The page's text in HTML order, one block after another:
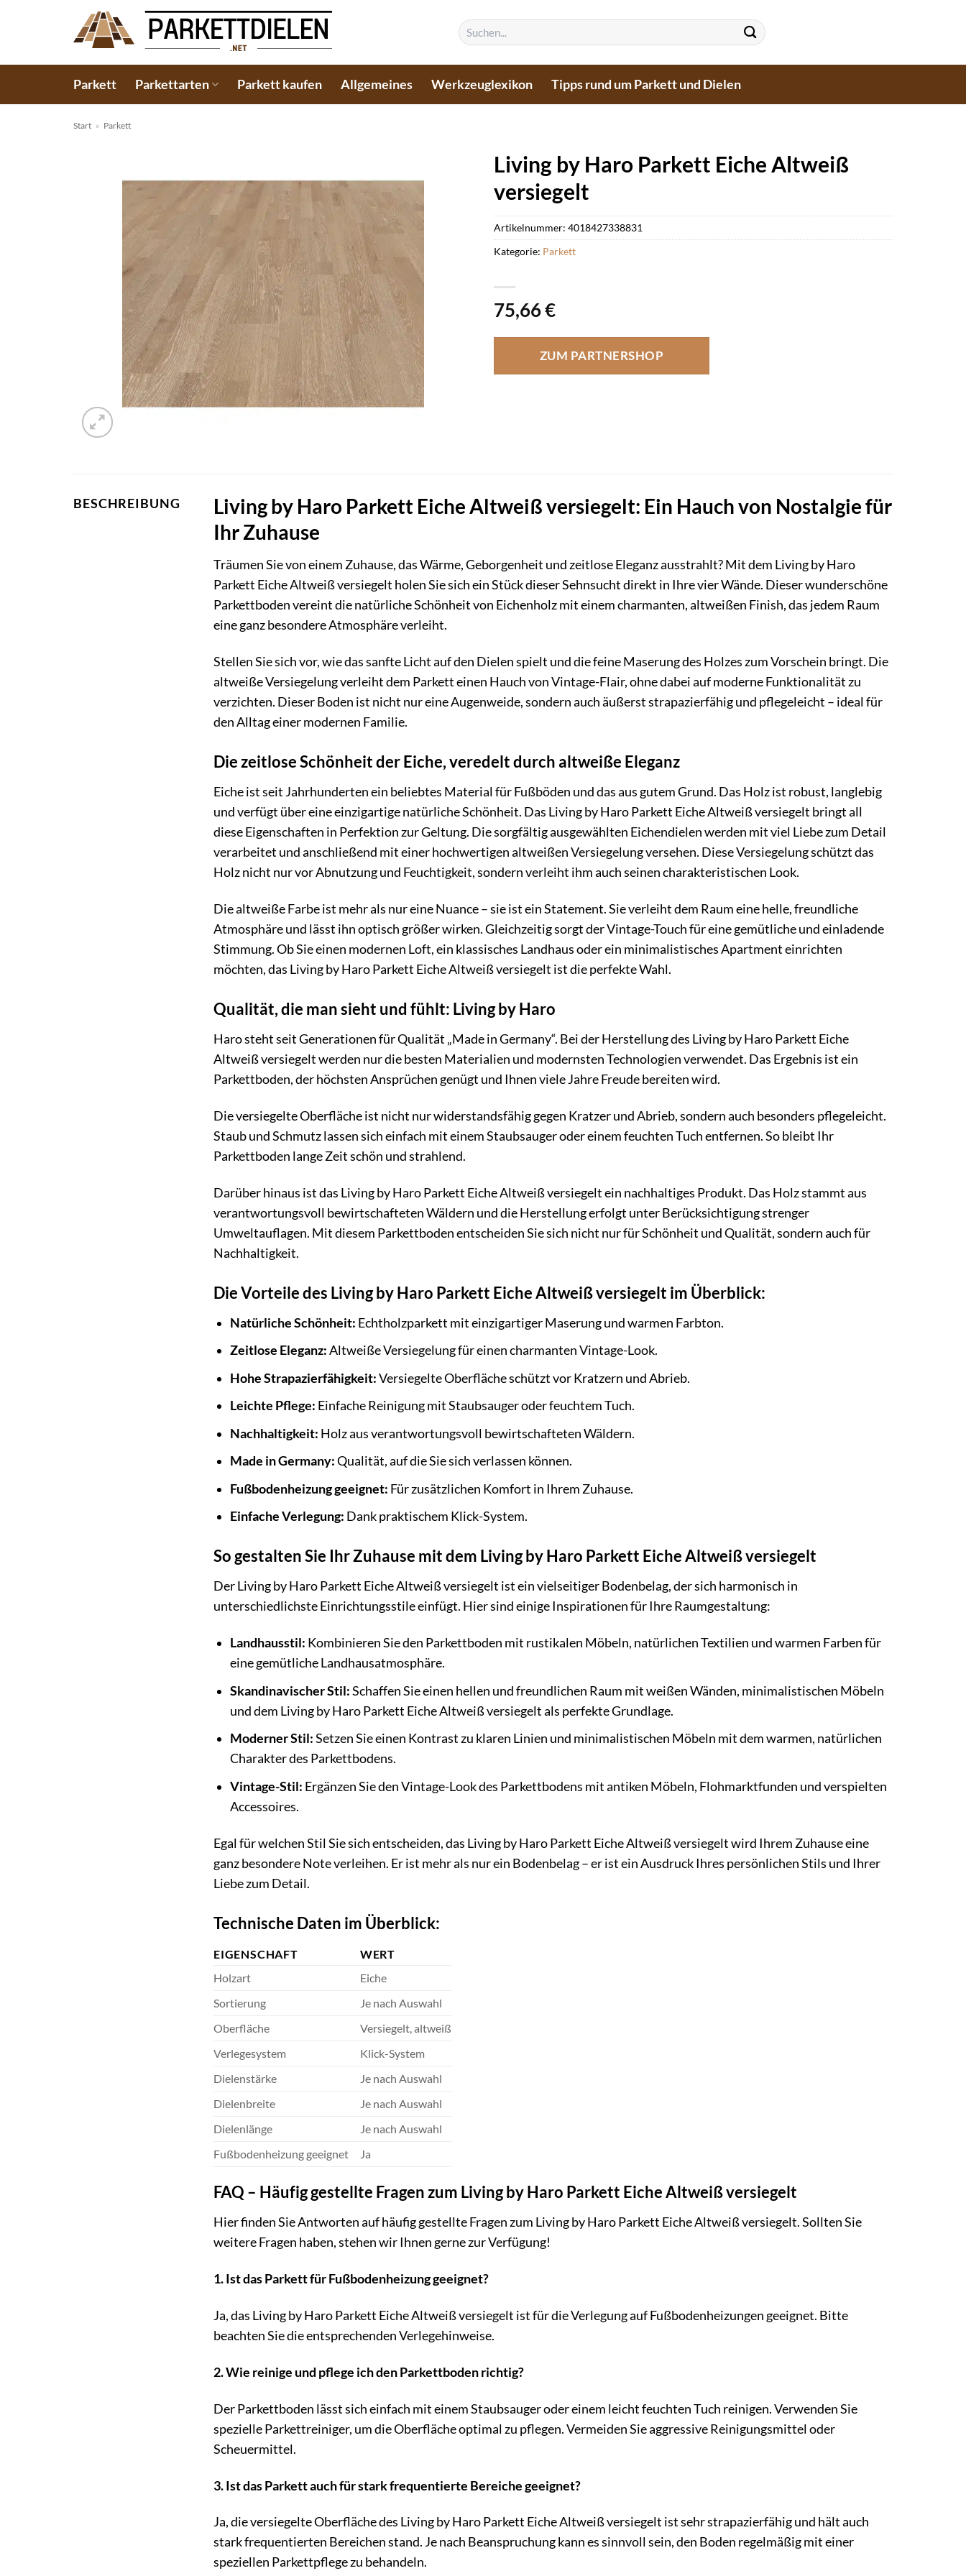
Suchen
nach:
Parkett Parkettarten Parkett kaufen Allgemeines Werkzeuglexikon Tipps rund um Parkett und Dielen
Start » Parkett
Living by Haro Parkett Eiche Altweiß
versiegelt
75,66€
ZUM PARTNERSHOP
Artikelnummer: 4018427338831
Kategorie: Parkett
BESCHREIBUNG
Living by Haro Parkett Eiche Altweiß versiegelt: Ein Hauch von Nostalgie für
Ihr Zuhause
Träumen Sie von einem Zuhause, das Wärme, Geborgenheit und zeitlose Eleganz ausstrahlt? Mit dem Living by Haro
Parkett Eiche Altweiß versiegelt holen Sie sich ein Stück dieser Sehnsucht direkt in Ihre vier Wände. Dieser wunderschöne
Parkettboden vereint die natürliche Schönheit von Eichenholz mit einem charmanten, altweißen Finish, das jedem Raum
eine ganz besondere Atmosphäre verleiht.
Stellen Sie sich vor, wie das sanfte Licht auf den Dielen spielt und die feine Maserung des Holzes zum Vorschein bringt. Die
altweiße Versiegelung verleiht dem Parkett einen Hauch von Vintage-Flair, ohne dabei auf moderne Funktionalität zu
verzichten. Dieser Boden ist nicht nur eine Augenweide, sondern auch äußerst strapazierfähig und pflegeleicht – ideal für
den Alltag einer modernen Familie.
Die zeitlose Schönheit der Eiche, veredelt durch altweiße Eleganz
Eiche ist seit Jahrhunderten ein beliebtes Material für Fußböden und das aus gutem Grund. Das Holz ist robust, langlebig
und verfügt über eine einzigartige natürliche Schönheit. Das Living by Haro Parkett Eiche Altweiß versiegelt bringt all
diese Eigenschaften in Perfektion zur Geltung. Die sorgfältig ausgewählten Eichendielen werden mit viel Liebe zum Detail
verarbeitet und anschließend mit einer hochwertigen altweißen Versiegelung versehen. Diese Versiegelung schützt das
Holz nicht nur vor Abnutzung und Feuchtigkeit, sondern verleiht ihm auch seinen charakteristischen Look.
Die altweiße Farbe ist mehr als nur eine Nuance – sie ist ein Statement. Sie verleiht dem Raum eine helle, freundliche
Atmosphäre und lässt ihn optisch größer wirken. Gleichzeitig sorgt der Vintage-Touch für eine gemütliche und einladende
Stimmung. Ob Sie einen modernen Loft, ein klassisches Landhaus oder ein minimalistisches Apartment einrichten
möchten, das Living by Haro Parkett Eiche Altweiß versiegelt ist die perfekte Wahl.
Qualität, die man sieht und fühlt: Living by Haro
Haro steht seit Generationen für Qualität „Made in Germany“. Bei der Herstellung des Living by Haro Parkett Eiche
Altweiß versiegelt werden nur die besten Materialien und modernsten Technologien verwendet. Das Ergebnis ist ein
Parkettboden, der höchsten Ansprüchen genügt und Ihnen viele Jahre Freude bereiten wird.
Die versiegelte Oberfläche ist nicht nur widerstandsfähig gegen Kratzer und Abrieb, sondern auch besonders pflegeleicht.
Staub und Schmutz lassen sich einfach mit einem Staubsauger oder einem feuchten Tuch entfernen. So bleibt Ihr
Parkettboden lange Zeit schön und strahlend.
Darüber hinaus ist das Living by Haro Parkett Eiche Altweiß versiegelt ein nachhaltiges Produkt. Das Holz stammt aus
verantwortungsvoll bewirtschafteten Wäldern und die Herstellung erfolgt unter Berücksichtigung strenger
Umweltauflagen. Mit diesem Parkettboden entscheiden Sie sich nicht nur für Schönheit und Qualität, sondern auch für
Nachhaltigkeit.
Die Vorteile des Living by Haro Parkett Eiche Altweiß versiegelt im Überblick:
Natürliche Schönheit: Echtholzparkett mit einzigartiger Maserung und warmen Farbton.
Zeitlose Eleganz:Altweiße Versiegelung für einen charmanten Vintage-Look.
Hohe Strapazierfähigkeit:Versiegelte Oberfläche schützt vor Kratzern und Abrieb.
Leichte Pflege: Einfache Reinigung mit Staubsauger oder feuchtem Tuch.
Nachhaltigkeit: Holz aus verantwortungsvoll bewirtschafteten Wäldern.
Made in Germany:Qualität, auf die Sie sich verlassen können.
Fußbodenheizung geeignet: Für zusätzlichen Komfort in Ihrem Zuhause.
Einfache Verlegung: Dank praktischem Klick-System.
So gestalten Sie Ihr Zuhause mit dem Living by Haro Parkett Eiche Altweiß versiegelt
Der Living by Haro Parkett Eiche Altweiß versiegelt ist ein vielseitiger Bodenbelag, der sich harmonisch in
unterschiedlichste Einrichtungsstile einfügt. Hier sind einige Inspirationen für Ihre Raumgestaltung:
Landhausstil: Kombinieren Sie den Parkettboden mit rustikalen Möbeln, natürlichen Textilien und warmen Farben für
eine gemütliche Landhausatmosphäre.
Skandinavischer Stil:Schaffen Sie einen hellen und freundlichen Raum mit weißen Wänden, minimalistischen Möbeln
und dem Living by Haro Parkett Eiche Altweiß versiegelt als perfekte Grundlage.
Moderner Stil:Setzen Sie einen Kontrast zu klaren Linien und minimalistischen Möbeln mit dem warmen, natürlichen
Charakter des Parkettbodens.
Vintage-Stil: Ergänzen Sie den Vintage-Look des Parkettbodens mit antiken Möbeln, Flohmarktfunden und verspielten
Accessoires.
Egal für welchen Stil Sie sich entscheiden, das Living by Haro Parkett Eiche Altweiß versiegelt wird Ihrem Zuhause eine
ganz besondere Note verleihen. Er ist mehr als nur ein Bodenbelag – er ist ein Ausdruck Ihres persönlichen Stils und Ihrer
Liebe zum Detail.
Technische Daten im Überblick:
EIGENSCHAFT
WERT
Holzart
Eiche
Sortierung
Je nach Auswahl
Oberfläche
Versiegelt, altweiß
Verlegesystem
Klick-System
Dielenstärke
Je nach Auswahl
Dielenbreite
Je nach Auswahl
Dielenlänge
Je nach Auswahl
Fußbodenheizung geeignet
Ja
FAQ – Häufig gestellte Fragen zum Living by Haro Parkett Eiche Altweiß versiegelt
Hier finden Sie Antworten auf häufig gestellte Fragen zum Living by Haro Parkett Eiche Altweiß versiegelt. Sollten Sie
weitere Fragen haben, stehen wir Ihnen gerne zur Verfügung!
1. Ist das Parkett für Fußbodenheizung geeignet?
Ja, das Living by Haro Parkett Eiche Altweiß versiegelt ist für die Verlegung auf Fußbodenheizungen geeignet. Bitte
beachten Sie die entsprechenden Verlegehinweise.
2. Wie reinige und pflege ich den Parkettboden richtig?
Der Parkettboden lässt sich einfach mit einem Staubsauger oder einem leicht feuchten Tuch reinigen. Verwenden Sie
spezielle Parkettreiniger, um die Oberfläche optimal zu pflegen. Vermeiden Sie aggressive Reinigungsmittel oder
Scheuermittel.
3. Ist das Parkett auch für stark frequentierte Bereiche geeignet?
Ja, die versiegelte Oberfläche des Living by Haro Parkett Eiche Altweiß versiegelt ist sehr strapazierfähig und hält auch
stark frequentierten Bereichen stand. Je nach Beanspruchung kann es sinnvoll sein, den Boden regelmäßig mit einer
speziellen Parkettpflege zu behandeln.